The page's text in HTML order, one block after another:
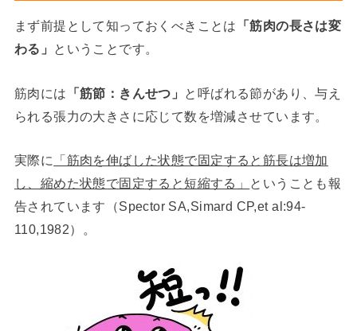
まず前提として知っておくべきことは
「筋肉の長さは変
わる」
ということです。
筋肉には 「筋節：きんせつ」 と呼ばれる節があり、与え
られる張力の大きさに応じて数を増減させています。
実際に
「筋肉を伸ばした状態で固定すると筋長は増加
し、縮めた状態で固定すると短縮する」 ということも報
告されています（Spector SA,Simard CP,et al:94-
110,1982）。